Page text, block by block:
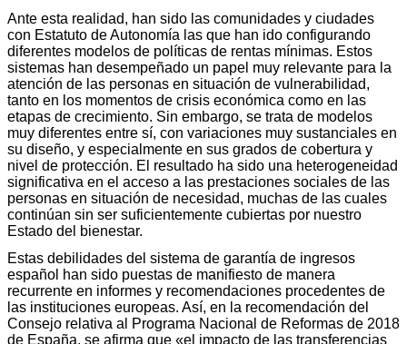
Ante esta realidad, han sido las comunidades y ciudades
con Estatuto de Autonomía las que han ido configurando
diferentes modelos de políticas de rentas mínimas. Estos
sistemas han desempeñado un papel muy relevante para la
atención de las personas en situación de vulnerabilidad,
tanto en los momentos de crisis económica como en las
etapas de crecimiento. Sin embargo, se trata de modelos
muy diferentes entre sí, con variaciones muy sustanciales en
su diseño, y especialmente en sus grados de cobertura y
nivel de protección. El resultado ha sido una heterogeneidad
significativa en el acceso a las prestaciones sociales de las
personas en situación de necesidad, muchas de las cuales
continúan sin ser suficientemente cubiertas por nuestro
Estado del bienestar.
Estas debilidades del sistema de garantía de ingresos
español han sido puestas de manifiesto de manera
recurrente en informes y recomendaciones procedentes de
las instituciones europeas. Así, en la recomendación del
Consejo relativa al Programa Nacional de Reformas de 2018
de España, se afirma que «el impacto de las transferencias